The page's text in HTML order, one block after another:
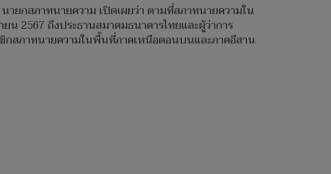
ยกสภาทนายความ เปิดเผยว่า ตามที่สภาทนายความใน
2567 ถึงประธานสมาคมธนาคารไทยและผู้ว่าการ
กสภาทนายความในพื้นที่ภาคเหนือตอนบนและภาคอีสาน